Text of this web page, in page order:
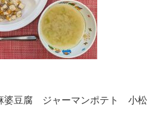
豆腐 ジャーマンポテト 小松